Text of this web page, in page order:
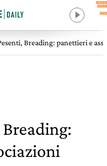
Breading: panettieri e